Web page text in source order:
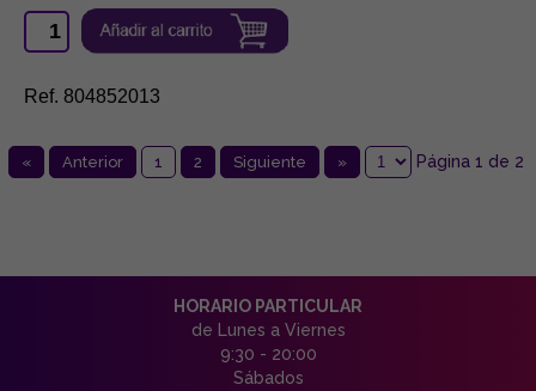
Ref. 804852013
« Anterior 1 2 Siguiente » Página 1 de 2
HORARIO PARTICULAR
de Lunes a Viernes
9:30 - 20:00
Sábados